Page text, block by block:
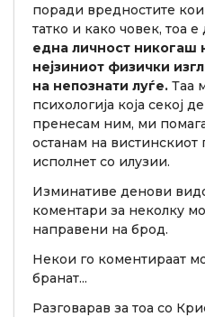
поради вредностите
татко и како човек, тоа е
една личност никогаш
нејзиниот физички
на непознати луѓе. Таа
психологија која секој
пренесам ним, ми
останам на вистинскиот
исполнет со илузии.
Изминативе денови
коментари за неколку
направени на брод.
Некои го коментираат
бранат...
Разговарав за тоа со